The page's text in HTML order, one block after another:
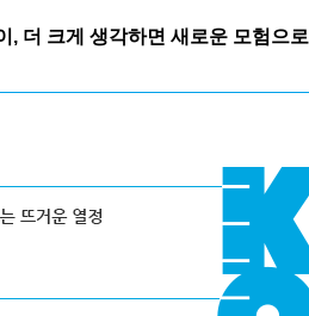
, 더 크게 생각하면 새로운 모험으